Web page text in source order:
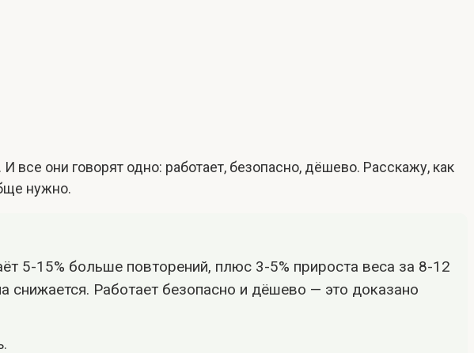
. И все они говорят одно: работает, безопасно, дёшево. Расскажу, как
нужно.
5-15% больше повторений, плюс 3-5% прироста веса за 8-12
снижается. Работает безопасно и дёшево — это доказано